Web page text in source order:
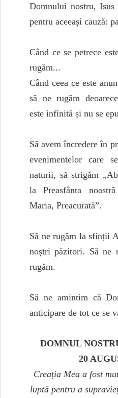
Domnului nostru,
pentru aceeași cauză:
Când ce se petrece
rugăm...
Când ceea ce este
să ne rugăm
este infinită și nu se
Să avem încredere în
evenimentelor care
naturii, să strigăm
la Preasfânta
Maria, Preacurată”.
Să ne rugăm la sfinții
noștri păzitori. Să ne
rugăm.
Să ne amintim că
anticipare de tot ce se
DOMNUL
20
Creația Mea a fost
luptă pentru a